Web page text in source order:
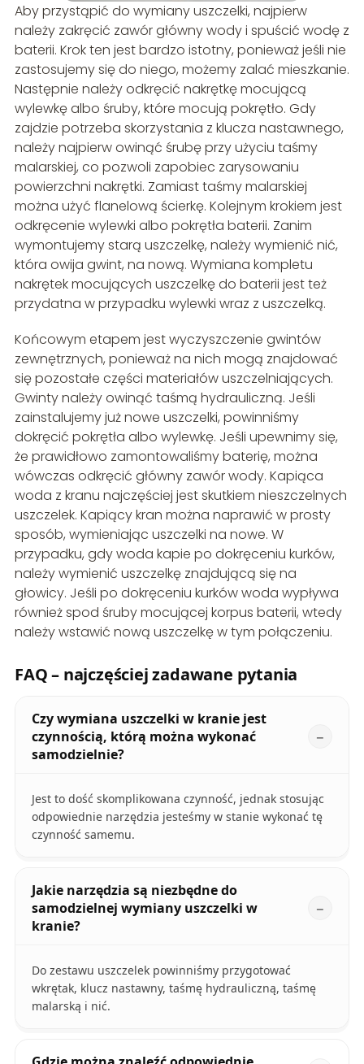
Aby przystąpić do wymiany uszczelki, najpierw
należy zakręcić zawór główny wody i spuścić wodę z
baterii. Krok ten jest bardzo istotny, ponieważ jeśli nie
zastosujemy się do niego, możemy zalać mieszkanie.
Następnie należy odkręcić nakrętkę mocującą
wylewkę albo śruby, które mocują pokrętło. Gdy
zajdzie potrzeba skorzystania z klucza nastawnego,
należy najpierw owinąć śrubę przy użyciu taśmy
malarskiej, co pozwoli zapobiec zarysowaniu
powierzchni nakrętki. Zamiast taśmy malarskiej
można użyć flanelową ścierkę. Kolejnym krokiem jest
odkręcenie wylewki albo pokrętła baterii. Zanim
wymontujemy starą uszczelkę, należy wymienić nić,
która owija gwint, na nową. Wymiana kompletu
nakrętek mocujących uszczelkę do baterii jest też
przydatna w przypadku wylewki wraz z uszczelką.
Końcowym etapem jest wyczyszczenie gwintów
zewnętrznych, ponieważ na nich mogą znajdować
się pozostałe części materiałów uszczelniających.
Gwinty należy owinąć taśmą hydrauliczną. Jeśli
zainstalujemy już nowe uszczelki, powinniśmy
dokręcić pokrętła albo wylewkę. Jeśli upewnimy się,
że prawidłowo zamontowaliśmy baterię, można
wówczas odkręcić główny zawór wody. Kapiąca
woda z kranu najczęściej jest skutkiem nieszczelnych
uszczelek. Kapiący kran można naprawić w prosty
sposób, wymieniając uszczelki na nowe. W
przypadku, gdy woda kapie po dokręceniu kurków,
należy wymienić uszczelkę znajdującą się na
głowicy. Jeśli po dokręceniu kurków woda wypływa
również spod śruby mocującej korpus baterii, wtedy
należy wstawić nową uszczelkę w tym połączeniu.
FAQ – najczęściej zadawane pytania
Czy wymiana uszczelki w kranie jest
czynnością, którą można wykonać
samodzielnie?
Jest to dość skomplikowana czynność, jednak stosując
odpowiednie narzędzia jesteśmy w stanie wykonać tę
czynność samemu.
Jakie narzędzia są niezbędne do
samodzielnej wymiany uszczelki w
kranie?
Do zestawu uszczelek powinniśmy przygotować
wkrętak, klucz nastawny, taśmę hydrauliczną, taśmę
malarską i nić.